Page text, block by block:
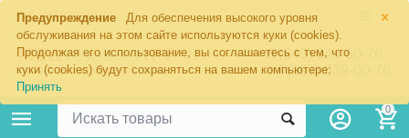
×
Предупреждение
Для обеспечения высокого уровня
обслуживания на этом сайте используются куки (cookies).
Продолжая его использование, вы соглашаетесь с тем, что
куки (cookies) будут сохраняться на вашем компьютере:
Принять
Екатеринбург
8 (343) 344-60-76
+7 (967) 639-00-76
0